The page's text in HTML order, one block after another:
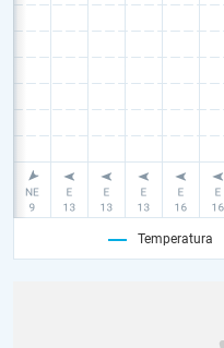
Temperatura